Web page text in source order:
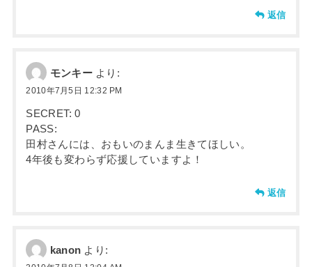
返信
モンキー より:
2010年7月5日 12:32 PM
SECRET: 0
PASS:
田村さんには、おもいのまんま生きてほしい。
4年後も変わらず応援していますよ！
返信
kanon より: